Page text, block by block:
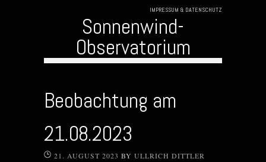
IMPRESSUM & DATENSCHUTZ
Sonnenwind-
Observatorium
Beobachtung am
21.08.2023
21. AUGUST 2023 BY ULLRICH DITTLER